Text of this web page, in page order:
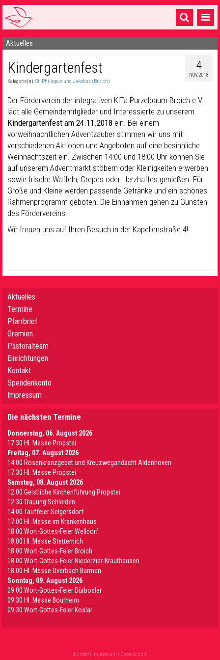
Startseite
1 Pfarrei
16 Gemeinden & mehr
Gottesdienste & Sinnsuche
Sakramente & Feste
Gemeinschaft & Soziales
Musik& Kultur
Seelsorge & Kontakt
Aktuelles
4
NOV. 2018
Kindergartenfest
Kategorie(n):St. Philippus und Jakobus (Broich)
Der Förderverein der integrativen KiTa Purzelbaum Broich e.V.
lädt alle Gemeindemitglieder und Interessierte zu unserem
Kindergartenfest am 24.11.2018 ein. Bei einem
vorweihnachtlichen Adventzauber stimmen wir uns mit
verschiedenen Aktionen und Angeboten auf eine besinnliche
Weihnachtszeit ein. Zwischen 14:00 und 18:00 Uhr können Sie
auf unserem Adventmarkt stöbern oder Kleinigkeiten erwerben
sowie frische Waffeln, Crepes oder Herzhaftes genießen. Für
Große und Kleine werden passende Getränke und ein schönes
Rahmenprogramm geboten. Die Einnahmen gehen zu Gunsten
des Fördervereins.
Wir freuen uns auf Ihren Besuch in der Kapellenstraße 4!
Aktuelles
Termine
Pfarrbrief
Gremien
Pastoralteam
Einrichtungen
Kontakt
Spendenkonto
Impressum
Die nächsten Termine
Donnerstag, 06. August 2026
17.30 Hl. Messe Propstei
Freitag, 07. August 2026
14.00 Rosenkranzgebet und Kreuzwegandacht Aldenhoven
17.30 Hl. Messe Propstei
Samstag, 08. August 2026
12.00 Geistliche Kirchenführung Propstei
12.30 Trauung Schleiden
14.00 Tauffeier Selgersdorf
17.00 Hl. Messe im Krankenhaus
18.00 Wort-Gottes-Feier Welldorf
18.00 Hl. Messe Stetternich
18.00 Wort-Gottes-Feier Broich
18.00 Wort-Gottes-Feier Niederzier-Krauthausen
18.00 Hl. Messe Overbach Barmen
Sonntag, 09. August 2026
09.00 Wort-Gottes-Feier Dürboslar
09.30 HI. Messe Bourheim
09.30 Wort-Gottes-Feier Koslar
Kontakt | Impressum | Datenschutz